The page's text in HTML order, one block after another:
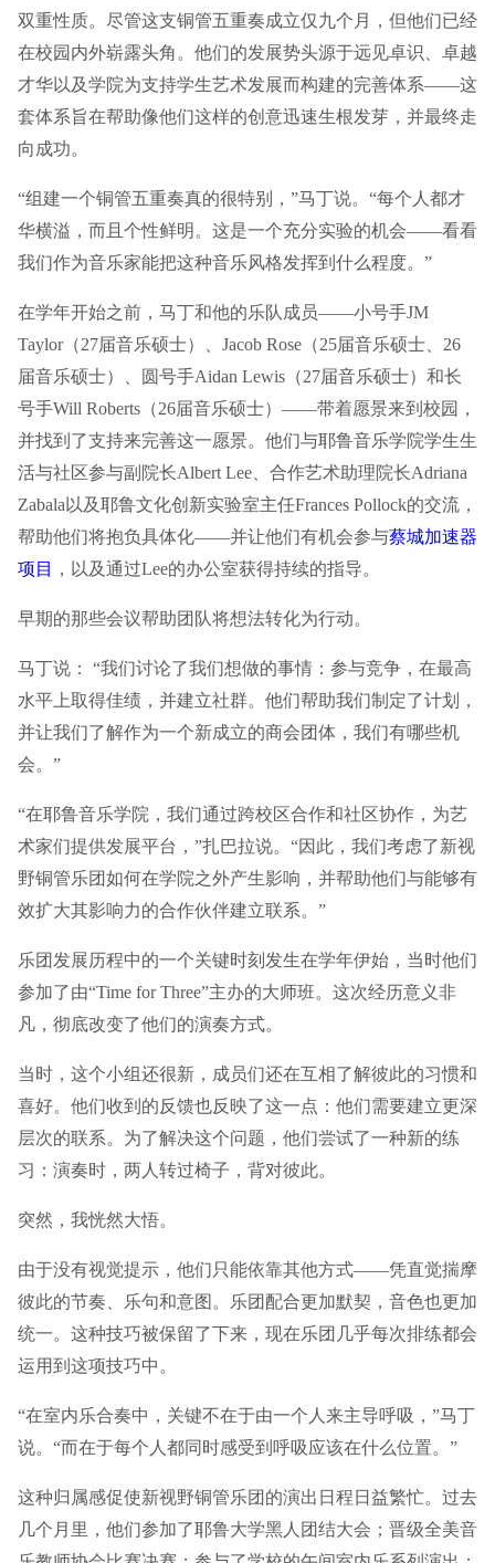
双重性质。尽管这支铜管五重奏成立仅九个月，但他们已经
在校园内外崭露头角。他们的发展势头源于远见卓识、卓越
才华以及学院为支持学生艺术发展而构建的完善体系——这
套体系旨在帮助像他们这样的创意迅速生根发芽，并最终走
向成功。
“组建一个铜管五重奏真的很特别，”马丁说。“每个人都才
华横溢，而且个性鲜明。这是一个充分实验的机会——看看
我们作为音乐家能把这种音乐风格发挥到什么程度。”
在学年开始之前，马丁和他的乐队成员——小号手JM
Taylor（27届音乐硕士）、Jacob Rose（25届音乐硕士、26
届音乐硕士）、圆号手Aidan Lewis（27届音乐硕士）和长
号手Will Roberts（26届音乐硕士）——带着愿景来到校园，
并找到了支持来完善这一愿景。他们与耶鲁音乐学院学生生
活与社区参与副院长Albert Lee、合作艺术助理院长Adriana
Zabala以及耶鲁文化创新实验室主任Frances Pollock的交流，
帮助他们将抱负具体化——并让他们有机会参与蔡城加速器
项目
，以及通过Lee的办公室获得持续的指导。
早期的那些会议帮助团队将想法转化为行动。
马丁说： “我们讨论了我们想做的事情：参与竞争，在最高
水平上取得佳绩，并建立社群。他们帮助我们制定了计划，
并让我们了解作为一个新成立的商会团体，我们有哪些机
会。”
“在耶鲁音乐学院，我们通过跨校区合作和社区协作，为艺
术家们提供发展平台，”扎巴拉说。“因此，我们考虑了新视
野铜管乐团如何在学院之外产生影响，并帮助他们与能够有
效扩大其影响力的合作伙伴建立联系。”
乐团发展历程中的一个关键时刻发生在学年伊始，当时他们
参加了由“Time for Three”主办的大师班。这次经历意义非
凡，彻底改变了他们的演奏方式。
当时，这个小组还很新，成员们还在互相了解彼此的习惯和
喜好。他们收到的反馈也反映了这一点：他们需要建立更深
层次的联系。为了解决这个问题，他们尝试了一种新的练
习：演奏时，两人转过椅子，背对彼此。
突然，我恍然大悟。
由于没有视觉提示，他们只能依靠其他方式——凭直觉揣摩
彼此的节奏、乐句和意图。乐团配合更加默契，音色也更加
统一。这种技巧被保留了下来，现在乐团几乎每次排练都会
运用到这项技巧中。
“在室内乐合奏中，关键不在于由一个人来主导呼吸，”马丁
说。“而在于每个人都同时感受到呼吸应该在什么位置。”
这种归属感促使新视野铜管乐团的演出日程日益繁忙。过去
几个月里，他们参加了耶鲁大学黑人团结大会；晋级全美音